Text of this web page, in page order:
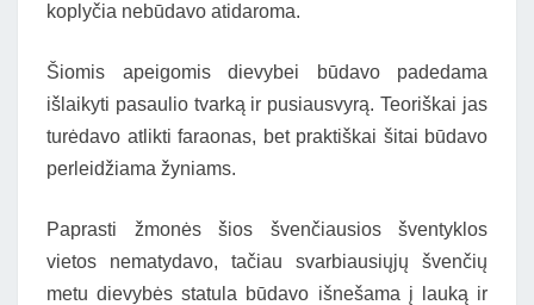
koplyčia nebūdavo atidaroma.
Šiomis apeigomis dievybei būdavo padedama
išlaikyti pasaulio tvarką ir pusiausvyrą. Teoriškai jas
turėdavo atlikti faraonas, bet praktiškai šitai būdavo
perleidžiama žyniams.
Paprasti žmonės šios švenčiausios šventyklos
vietos nematydavo, tačiau svarbiausiųjų švenčių
metu dievybės statula būdavo išnešama į lauką ir